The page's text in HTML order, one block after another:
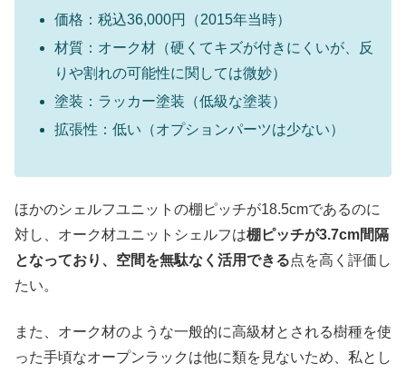
価格：税込36,000円（2015年当時）
材質：オーク材（硬くてキズが付きにくいが、反
りや割れの可能性に関しては微妙）
塗装：ラッカー塗装（低級な塗装）
拡張性：低い（オプションパーツは少ない）
ほかのシェルフユニットの棚ピッチが18.5cmであるのに
対し、オーク材ユニットシェルフは棚ピッチが3.7cm間隔
となっており、空間を無駄なく活用できる点を高く評価し
たい。
また、オーク材のような一般的に高級材とされる樹種を使
った手頃なオープンラックは他に類を見ないため、私とし